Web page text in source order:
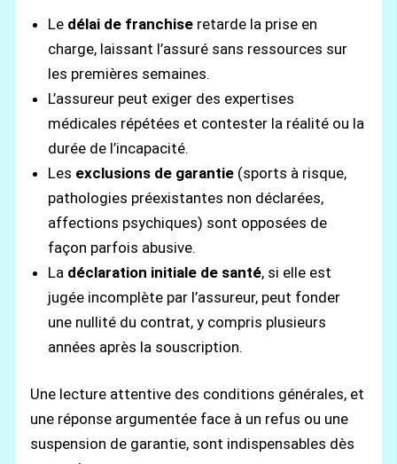
Le délai de franchise retarde la prise en
charge, laissant l’assuré sans ressources sur
les premières semaines.
L’assureur peut exiger des expertises
médicales répétées et contester la réalité ou la
durée de l’incapacité.
Les exclusions de garantie (sports à risque,
pathologies préexistantes non déclarées,
affections psychiques) sont opposées de
façon parfois abusive.
La déclaration initiale de santé, si elle est
jugée incomplète par l’assureur, peut fonder
une nullité du contrat, y compris plusieurs
années après la souscription.
Une lecture attentive des conditions générales, et
une réponse argumentée face à un refus ou une
suspension de garantie, sont indispensables dès